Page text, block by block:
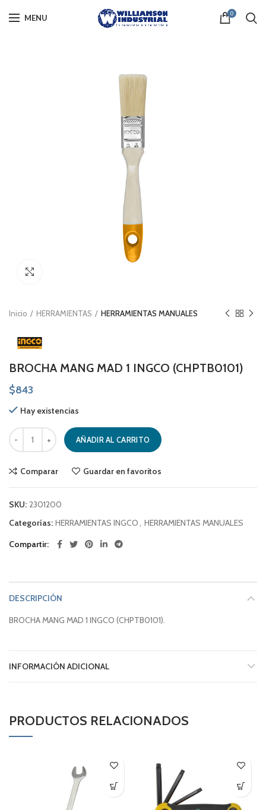
MENU 0
Inicio HERRAMIENTAS HERRAMIENTAS MANUALES
BROCHA MANG MAD 1 INGCO (CHPTB0101)
$843
Hay existencias
BROCHA MANG MAD 1 INGCO (CHPTB0101) cantidad
AÑADIR AL CARRITO
Comparar Guardar en favoritos
SKU: 2301200
Categorías: HERRAMIENTAS INGCO, HERRAMIENTAS MANUALES
Compartir
DESCRIPCIÓN
BROCHA MANG MAD 1 INGCO (CHPTB0101).
INFORMACIÓN ADICIONAL
PRODUCTOS RELACIONADOS